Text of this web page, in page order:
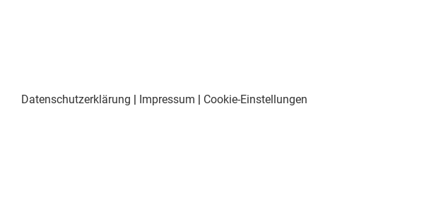
Datenschutzerklärung | Impressum | Cookie-Einstellungen